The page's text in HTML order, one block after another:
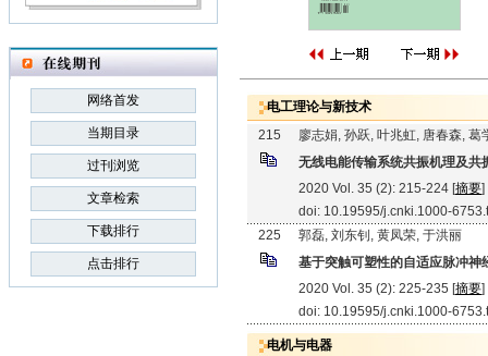
网络首发
当期目录
过刊浏览
文章检索
下载排行
点击排行
电工理论与新技术
215
廖志娟, 孙跃, 叶兆虹, 唐春森, 葛
无线电能传输系统共振机理及共
2020 Vol. 35 (2): 215-224 [摘要]
doi: 10.19595/j.cnki.1000-
225
郭磊, 刘东钊, 黄凤荣, 于洪丽
基于突触可塑性的自适应脉冲神
2020 Vol. 35 (2): 225-235 [摘要]
doi: 10.19595/j.cnki.1000-
电机与电器